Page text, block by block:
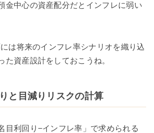
金中心の資産配分だとインフレに弱い
は将来のインフレ率シナリオを織り込
た資産設計をしておこうね。
と目減りリスクの計算
目利回り−インフレ率」で求められる